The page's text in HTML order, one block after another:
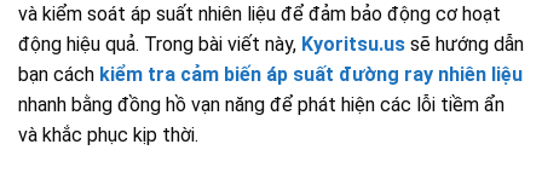
và kiểm soát áp suất nhiên liệu để đảm bảo động cơ hoạt
động hiệu quả. Trong bài viết này, Kyoritsu.us sẽ hướng dẫn
bạn cách kiểm tra cảm biến áp suất đường ray nhiên liệu
nhanh bằng đồng hồ vạn năng để phát hiện các lỗi tiềm ẩn
và khắc phục kịp thời.